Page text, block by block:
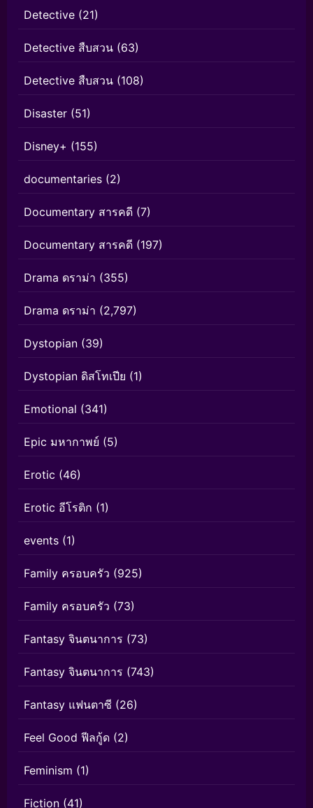
Detective (21)
Detective สืบสวน (63)
Detective สืบสวน (108)
Disaster (51)
Disney+ (155)
documentaries (2)
Documentary สารคดี (7)
Documentary สารคดี (197)
Drama ดราม่า (355)
Drama ดราม่า (2,797)
Dystopian (39)
Dystopian ดิสโทเปีย (1)
Emotional (341)
Epic มหากาพย์ (5)
Erotic (46)
Erotic อีโรติก (1)
events (1)
Family ครอบครัว (925)
Family ครอบครัว (73)
Fantasy จินตนาการ (73)
Fantasy จินตนาการ (743)
Fantasy แฟนตาซี (26)
Feel Good ฟีลกู้ด (2)
Feminism (1)
Fiction (41)